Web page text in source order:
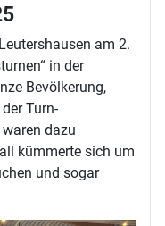
am 2.
in der
Bevölkerung,
Turn-
dazu
kümmerte sich um
und sogar